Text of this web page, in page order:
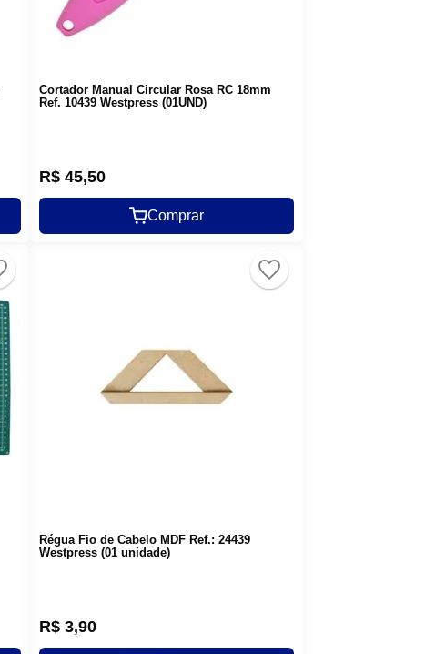
Cortador Manual Circular Rosa RC 18mm
Ref. 10439 Westpress (01UND)
R$ 45,50
Comprar
Régua Fio de Cabelo MDF Ref.: 24439
Westpress (01 unidade)
R$ 3,90